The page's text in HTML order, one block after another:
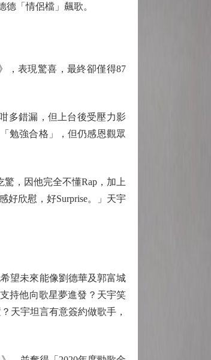
「情侶檔」飆歌。
，表現驚喜，最終卻僅得87
多錯漏，但上台後受壓力影
勉強合格」，但仍感恩觀眾
，因他完全不懂Rap，加上
好欣慰，好Surprise。」天宇
望未來能像劉德華及郭富城
持他向歌星夢進發？天宇笑
天宇坦言有意簽約做歌手，